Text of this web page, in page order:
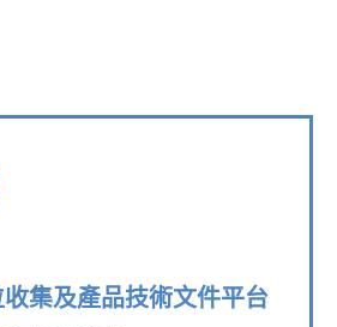
集及產品技術文件平台